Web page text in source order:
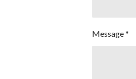
Message *